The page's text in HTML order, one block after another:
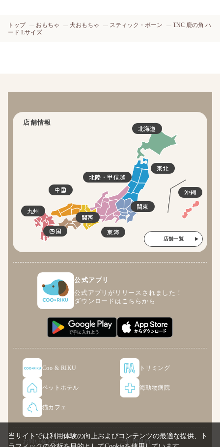
トップ おもちゃ 犬おもちゃ スティック・ボーン
TNC 鹿の角 ハ
ード Lサイズ
店舗情報
北海道
東北
関東
北陸・甲信越
東海
関西
四国
中国
九州
沖縄
店舗一覧
公式アプリ
公式アプリがリリースされました！
ダウンロードはこちらから
Coo & RIKU トリミング
ペットホテル 海動物病院
猫カフェ
お問い合わせ ご利用規約
当サイトでは利用体験の向上およびコンテンツの最適な提供、ト